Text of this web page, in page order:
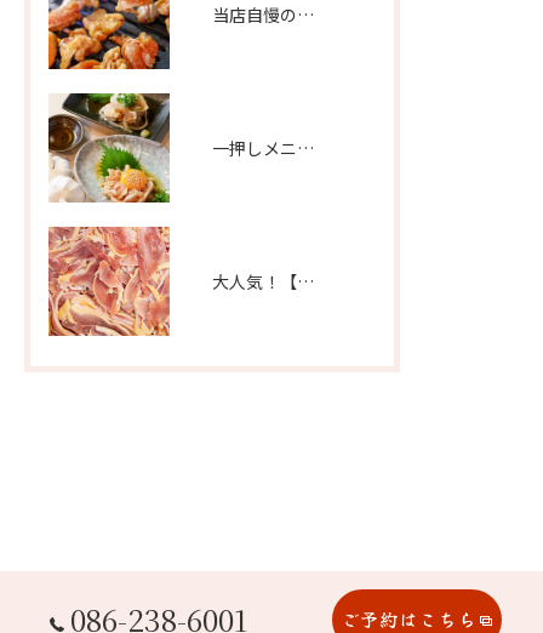
当店自慢の逸品！【地鶏のかしわホルモン】
一押しメニュー【地鶏たたき】&【地鶏ユッケ】
大人気！【朝引き特選 親鳥もも】
086-238-6001 ご予約はこちら